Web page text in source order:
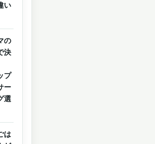
い
の
決
プ
ー
選
は